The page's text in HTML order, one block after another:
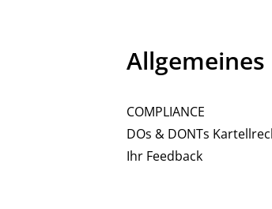
Allgemeines
COMPLIANCE
DOs & DONTs
Ihr Feedback